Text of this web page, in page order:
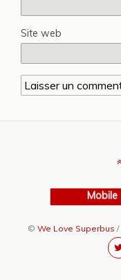
Site web
Mobile
© We Love Superbus /